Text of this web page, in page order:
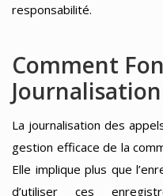
responsabilité.
Comment
La journalisation des
gestion efficace de la
Elle implique plus que
d’utiliser ces